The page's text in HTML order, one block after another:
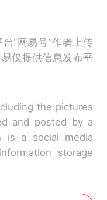
“网易号”作者上传
仅提供信息发布平
the pictures
and posted by a
is a social media
storage